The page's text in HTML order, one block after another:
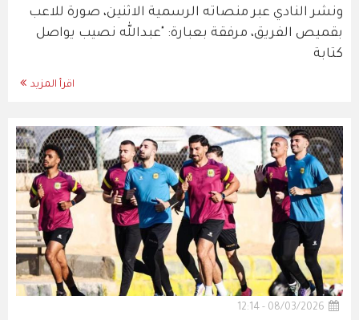
ونشر النادي عبر منصاته الرسمية الاثنين، صورة للاعب
بقميص الفريق، مرفقة بعبارة: "عبدالله نصيب يواصل
كتابة
اقرأ المزيد
08/03/2026 - 12:14